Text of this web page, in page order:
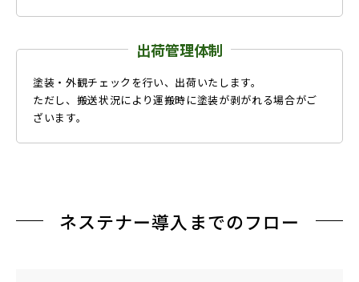
出荷管理体制
塗装・外観チェックを行い、出荷いたします。
ただし、搬送状況により運搬時に塗装が剥がれる場合がご
ざいます。
ネステナー導入までのフロー